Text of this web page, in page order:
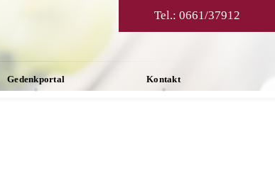
Gedenkportal Kontakt
Tel.: 0661/37912